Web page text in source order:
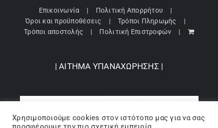
Επικοινωνία
Πολιτική Απορρήτου
Όροι και προϋποθέσεις
Τρόποι Πληρωμής
Τρόποι αποστολής
Πολιτική Επιστροφών
| ΑΙΤΗΜΑ ΥΠΑΝΑΧΩΡΗΣΗΣ |
Χρησιμοποιούμε cookies στον ιστότοπo μας για να σας